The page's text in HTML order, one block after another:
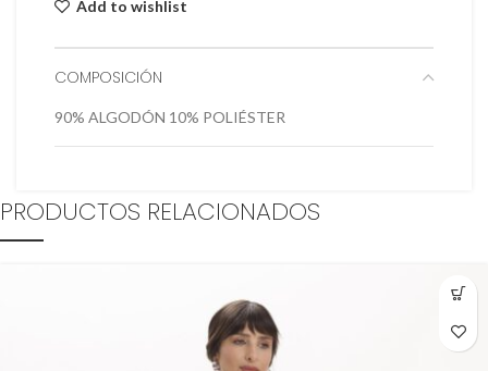
Add to wishlist
COMPOSICIÓN
90% ALGODÓN 10% POLIÉSTER
PRODUCTOS RELACIONADOS